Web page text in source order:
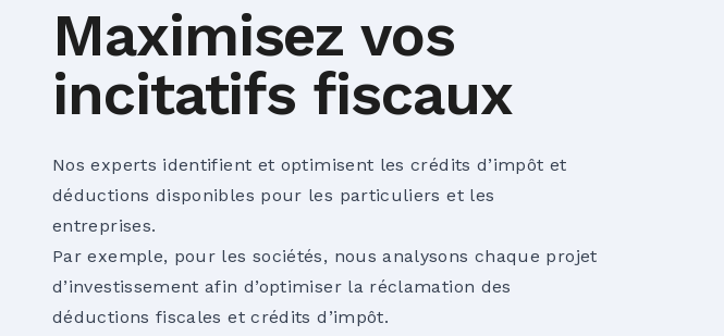
Maximisez vos
incitatifs fiscaux
Nos experts identifient et optimisent les crédits d’impôt et
déductions disponibles pour les particuliers et les
entreprises.
Par exemple, pour les sociétés, nous analysons chaque projet
d’investissement afin d’optimiser la réclamation des
déductions fiscales et crédits d’impôt.